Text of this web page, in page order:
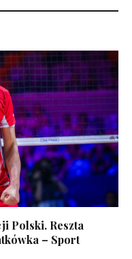
Polski. Reszta
– Sport